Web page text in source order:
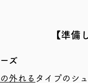
【​準備
ズ
外れる タイプのシ